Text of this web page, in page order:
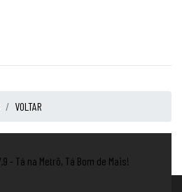
VOLTAR